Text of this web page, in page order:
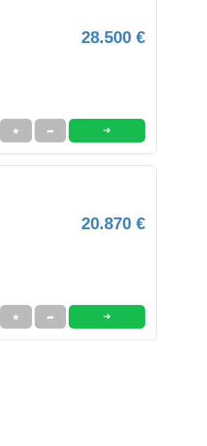
28.500 €
★ ➦ ➜
20.870 €
★ ➦ ➜